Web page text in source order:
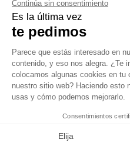
ESPACIO FIDELIDAD
¿Eres apasionado?
Benefíciate de